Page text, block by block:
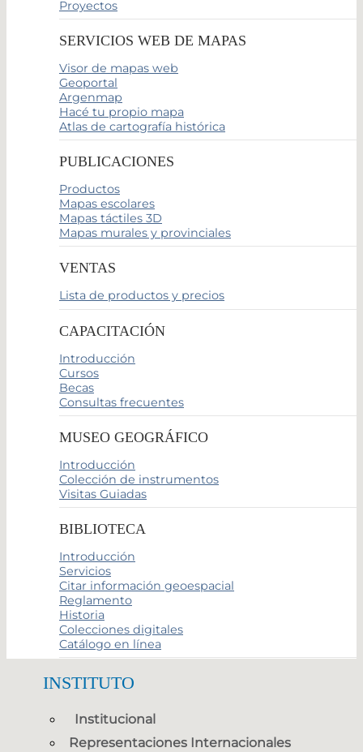
Proyectos
SERVICIOS WEB DE MAPAS
Visor de mapas web
Geoportal
Argenmap
Hacé tu propio mapa
Atlas de cartografía histórica
PUBLICACIONES
Productos
Mapas escolares
Mapas táctiles 3D
Mapas murales y provinciales
VENTAS
Lista de productos y precios
CAPACITACIÓN
Introducción
Cursos
Becas
Consultas frecuentes
MUSEO GEOGRÁFICO
Introducción
Colección de instrumentos
Visitas Guiadas
BIBLIOTECA
Introducción
Servicios
Citar información geoespacial
Reglamento
Historia
Colecciones digitales
Catálogo en línea
INSTITUTO
Institucional
Representaciones Internacionales